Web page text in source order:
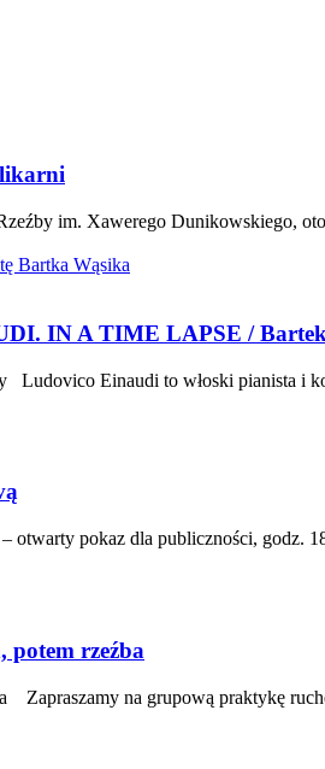
im. Xawerego Dunikowskiego,
IN A TIME LAPSE /
Ludovico Einaudi to włoski pianista i
otwarty pokaz dla publiczności, godz.
potem rzeźba
Zapraszamy na grupową praktykę